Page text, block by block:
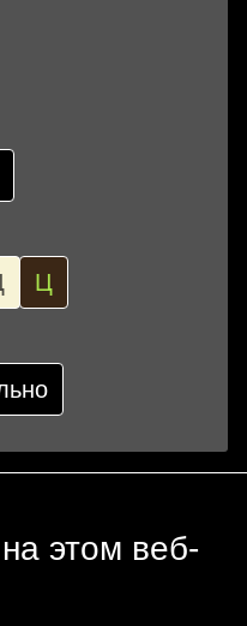
Ц
этом веб-